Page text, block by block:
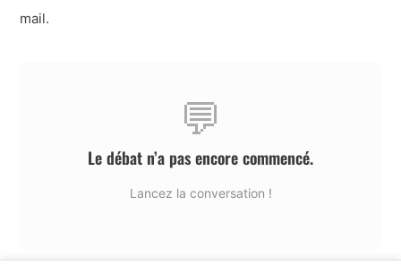
mail.
💬
Le débat n’a pas encore commencé.
Lancez la conversation !